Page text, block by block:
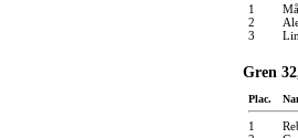
1
2
3
Gren
Plac.
1